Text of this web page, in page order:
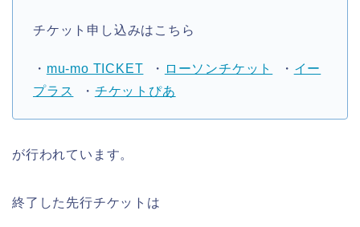
チケット申し込みはこちら
・ mu-mo TICKET ・ ローソンチケット ・ イー
プラス
・ チケットぴあ
が行われています。
終了した先行チケットは